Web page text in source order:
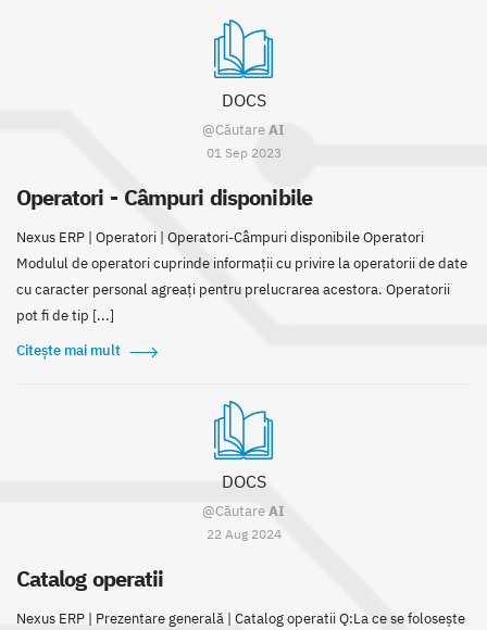
DOCS
@CăutareAI
01 Sep 2023
Operatori - Câmpuri disponibile
Nexus ERP | Operatori | Operatori-Câmpuri disponibile Operatori
Modulul de operatori cuprinde informații cu privire la operatorii de date
cu caracter personal agreați pentru prelucrarea acestora. Operatorii
pot fi de tip [...]
Citește mai mult
DOCS
@CăutareAI
22 Aug 2024
Catalog operatii
Nexus ERP | Prezentare generală | Catalog operatii Q:La ce se folosește